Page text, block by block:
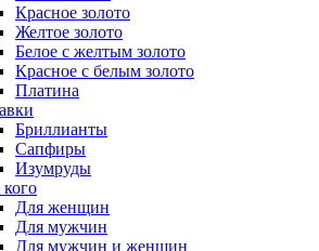
Красное золото
Желтое золото
Белое с желтым золото
Красное с белым золото
Платина
Бриллианты
Сапфиры
Изумруды
Для женщин
Для мужчин
Для мужчин и женщин